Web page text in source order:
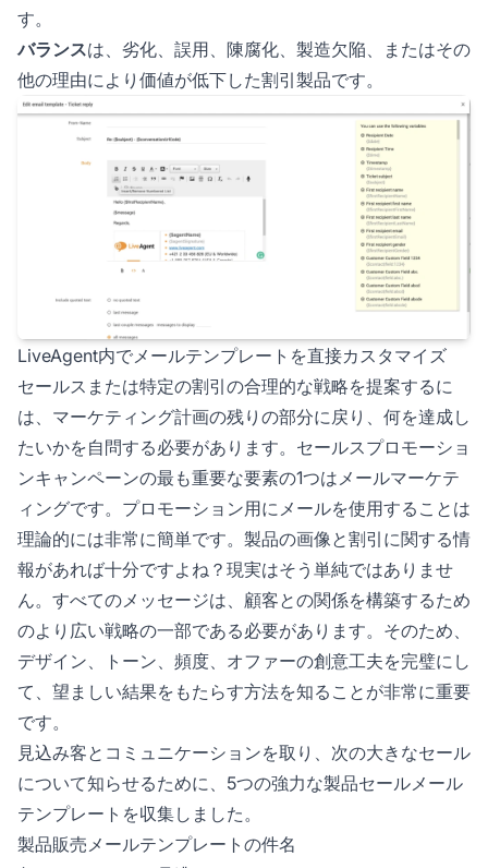
す。
バランスは、劣化、誤用、陳腐化、製造欠陥、またはその
他の理由により価値が低下した割引製品です。
LiveAgent内でメールテンプレートを直接カスタマイズ
セールスまたは特定の割引の合理的な戦略を提案するに
は、マーケティング計画の残りの部分に戻り、何を達成し
たいかを自問する必要があります。セールスプロモーショ
ンキャンペーンの最も重要な要素の1つはメールマーケテ
ィングです。プロモーション用にメールを使用することは
理論的には非常に簡単です。製品の画像と割引に関する情
報があれば十分ですよね？現実はそう単純ではありませ
ん。すべてのメッセージは、顧客との関係を構築するため
のより広い戦略の一部である必要があります。そのため、
デザイン、トーン、頻度、オファーの創意工夫を完璧にし
て、望ましい結果をもたらす方法を知ることが非常に重要
です。
見込み客とコミュニケーションを取り、次の大きなセール
について知らせるために、5つの強力な製品セールメール
テンプレートを収集しました。
製品販売メールテンプレートの件名